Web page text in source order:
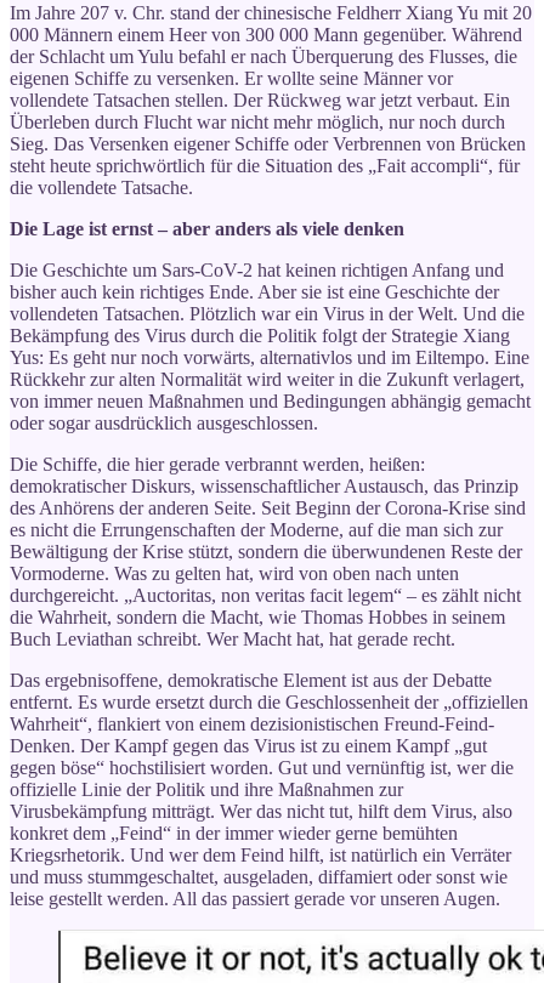
Im Jahre 207 v. Chr. stand der chinesische Feldherr Xiang Yu mit 20
000 Männern einem Heer von 300 000 Mann gegenüber. Während
der Schlacht um Yulu befahl er nach Überquerung des Flusses, die
eigenen Schiffe zu versenken. Er wollte seine Männer vor
vollendete Tatsachen stellen. Der Rückweg war jetzt verbaut. Ein
Überleben durch Flucht war nicht mehr möglich, nur noch durch
Sieg. Das Versenken eigener Schiffe oder Verbrennen von Brücken
steht heute sprichwörtlich für die Situation des „Fait accompli“, für
die vollendete Tatsache.
Die Lage ist ernst – aber anders als viele denken
Die Geschichte um Sars-CoV-2 hat keinen richtigen Anfang und
bisher auch kein richtiges Ende. Aber sie ist eine Geschichte der
vollendeten Tatsachen. Plötzlich war ein Virus in der Welt. Und die
Bekämpfung des Virus durch die Politik folgt der Strategie Xiang
Yus: Es geht nur noch vorwärts, alternativlos und im Eiltempo. Eine
Rückkehr zur alten Normalität wird weiter in die Zukunft verlagert,
von immer neuen Maßnahmen und Bedingungen abhängig gemacht
oder sogar ausdrücklich ausgeschlossen.
Die Schiffe, die hier gerade verbrannt werden, heißen:
demokratischer Diskurs, wissenschaftlicher Austausch, das Prinzip
des Anhörens der anderen Seite. Seit Beginn der Corona-Krise sind
es nicht die Errungenschaften der Moderne, auf die man sich zur
Bewältigung der Krise stützt, sondern die überwundenen Reste der
Vormoderne. Was zu gelten hat, wird von oben nach unten
durchgereicht. „Auctoritas, non veritas facit legem“ – es zählt nicht
die Wahrheit, sondern die Macht, wie Thomas Hobbes in seinem
Buch Leviathan schreibt. Wer Macht hat, hat gerade recht.
Das ergebnisoffene, demokratische Element ist aus der Debatte
entfernt. Es wurde ersetzt durch die Geschlossenheit der „offiziellen
Wahrheit“, flankiert von einem dezisionistischen Freund-Feind-
Denken. Der Kampf gegen das Virus ist zu einem Kampf „gut
gegen böse“ hochstilisiert worden. Gut und vernünftig ist, wer die
offizielle Linie der Politik und ihre Maßnahmen zur
Virusbekämpfung mitträgt. Wer das nicht tut, hilft dem Virus, also
konkret dem „Feind“ in der immer wieder gerne bemühten
Kriegsrhetorik. Und wer dem Feind hilft, ist natürlich ein Verräter
und muss stummgeschaltet, ausgeladen, diffamiert oder sonst wie
leise gestellt werden. All das passiert gerade vor unseren Augen.